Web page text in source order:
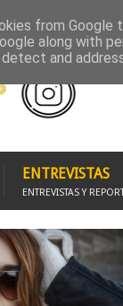
GRUPO WHATSAPP
ENTREVISTAS
ENTREVISTAS Y
from Google
along with
and